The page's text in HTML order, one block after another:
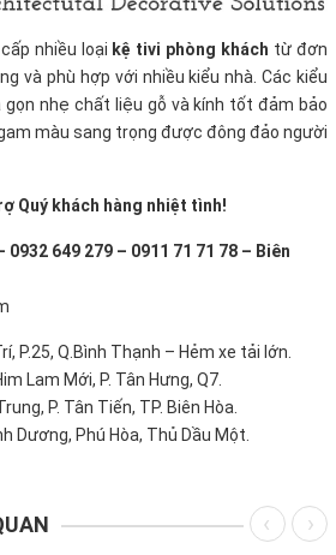
nhiều loại kệ tivi phòng khách từ đơn
và phù hợp với nhiều kiểu nhà. Các kiểu
gọn nhẹ chất liệu gỗ và kính tốt đảm bảo
màu sang trọng được đông đảo người
Quý khách hàng nhiệt tình!
0932 649 279 – 0911 71 71 78 – Biên
P.25, Q.Bình Thạnh – Hẻm xe tải lớn.
Lam Mới, P. Tân Hưng, Q7.
P. Tân Tiến, TP. Biên Hòa.
Dương, Phú Hòa, Thủ Dầu Một.